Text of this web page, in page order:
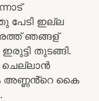
പേടി ഇല്ല
ഞങ്ങള്
തുടങ്ങി.
ചെല്ലാൻ
അണ്ണൻ്റെ കൈ